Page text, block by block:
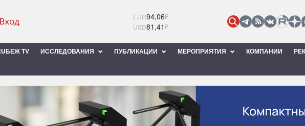
EUR94,06₽
USD81,41₽
TV ИССЛЕДОВАНИЯ ПУБЛИКАЦИИ МЕРОПРИЯТИЯ КОМПАНИИ